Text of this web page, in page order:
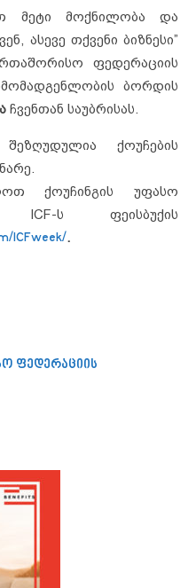
მეტი მოქნილობა და
ასევე თქვენი ბიზნესი”
ფედერაციის
ბორდის
ჩვენთან საუბრისას.
ქოუჩების
ქოუჩინგის უფასო
ICF-ს ფეისბუქის
ICFweek/.
ფედერაციის